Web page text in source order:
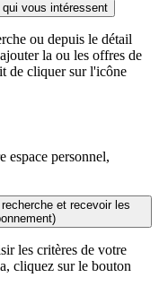
vous intéressent
ou depuis le détail
la ou les offres de
de cliquer sur l'icône
espace personnel,
et recevoir les
les critères de votre
cliquez sur le bouton